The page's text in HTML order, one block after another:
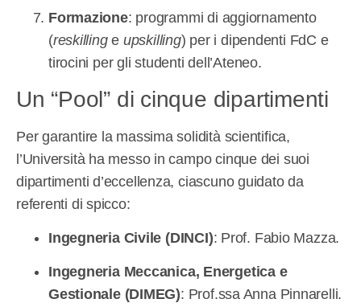
Formazione: programmi di aggiornamento
(reskillinge upskilling) per i dipendenti FdC e
tirocini per gli studenti dell’Ateneo.
Un “Pool” di cinque dipartimenti
Per garantire la massima solidità scientifica,
l’Università ha messo in campo cinque dei suoi
dipartimenti d’eccellenza, ciascuno guidato da
referenti di spicco:
Ingegneria Civile (DINCI): Prof. Fabio Mazza.
Ingegneria Meccanica, Energetica e
Gestionale (DIMEG): Prof.ssa Anna Pinnarelli.